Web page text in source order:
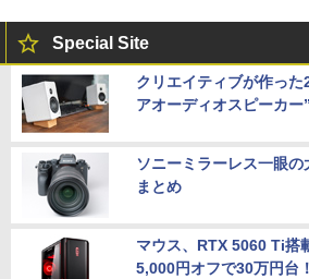
Special Site
クリエイティブが作っ
アオーディオスピーカー”
ソニーミラーレス一眼
まとめ
マウス、RTX 5060 Ti搭
5,000円オフで30万円台！